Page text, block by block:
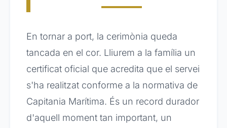
En tornar a port, la cerimònia queda
tancada en el cor. Lliurem a la família un
certificat oficial que acredita que el servei
s'ha realitzat conforme a la normativa de
Capitania Marítima. És un record durador
d'aquell moment tan important, un